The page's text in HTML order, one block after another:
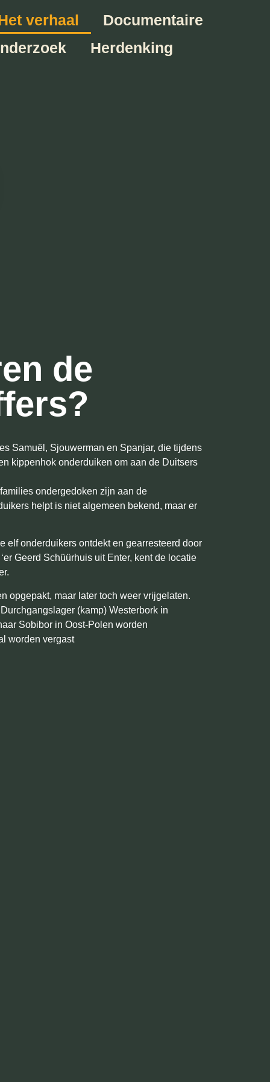
verhaal
Documentaire
Herdenking
de
Samuël, Sjouwerman en Spanjar, die tijdens
kippenhok onderduiken om aan de Duitsers
ondergedoken zijn aan de
helpt is niet algemeen bekend, maar er
elf onderduikers ontdekt en gearresteerd door
Geerd Schüürhuis uit Enter, kent de locatie
opgepakt, maar later toch weer vrijgelaten.
(kamp) Westerbork in
Sobibor in Oost-Polen worden
worden vergast